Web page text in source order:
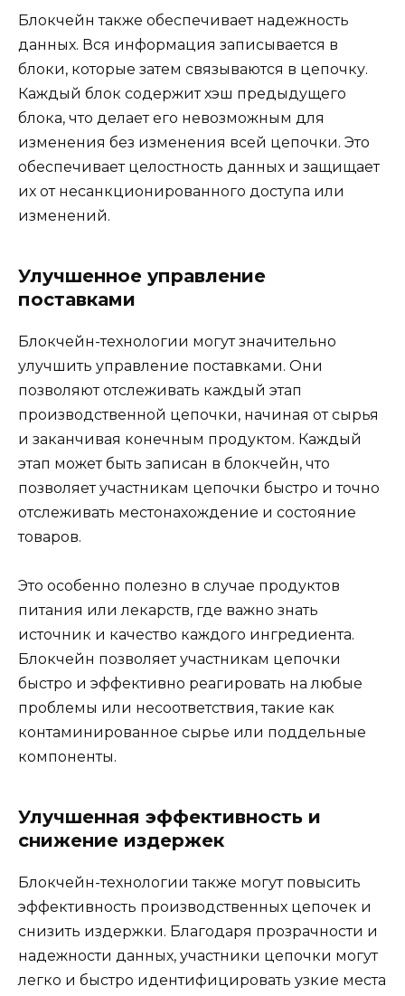
Блокчейн также обеспечивает надежность
данных. Вся информация записывается в
блоки, которые затем связываются в цепочку.
Каждый блок содержит хэш предыдущего
блока, что делает его невозможным для
изменения без изменения всей цепочки. Это
обеспечивает целостность данных и защищает
их от несанкционированного доступа или
изменений.
Улучшенное управление
поставками
Блокчейн-технологии могут значительно
улучшить управление поставками. Они
позволяют отслеживать каждый этап
производственной цепочки, начиная от сырья
и заканчивая конечным продуктом. Каждый
этап может быть записан в блокчейн, что
позволяет участникам цепочки быстро и точно
отслеживать местонахождение и состояние
товаров.
Это особенно полезно в случае продуктов
питания или лекарств, где важно знать
источник и качество каждого ингредиента.
Блокчейн позволяет участникам цепочки
быстро и эффективно реагировать на любые
проблемы или несоответствия, такие как
контаминированное сырье или поддельные
компоненты.
Улучшенная эффективность и
снижение издержек
Блокчейн-технологии также могут повысить
эффективность производственных цепочек и
снизить издержки. Благодаря прозрачности и
надежности данных, участники цепочки могут
легко и быстро идентифицировать узкие места